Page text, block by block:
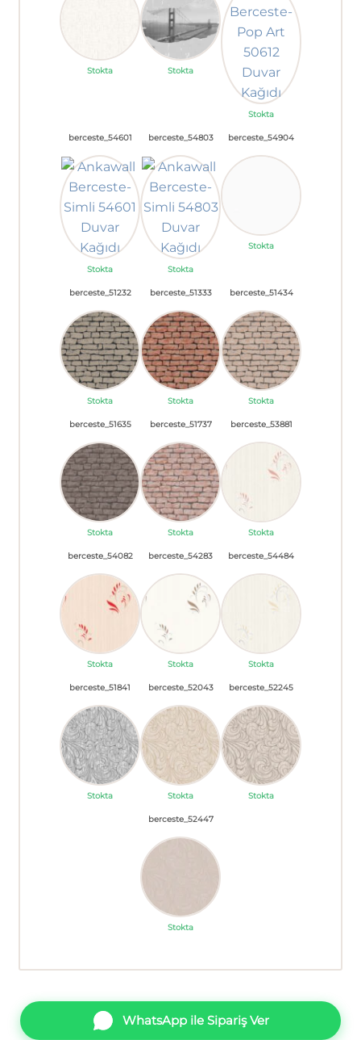
Stokta Stokta
Stokta
berceste_54601
Stokta
berceste_54803
Stokta
berceste_54904
Stokta
berceste_51232
Stokta
berceste_51333
Stokta
berceste_51434
Stokta
berceste_51635
Stokta
berceste_51737
Stokta
berceste_53881
Stokta
berceste_54082
Stokta
berceste_54283
Stokta
berceste_54484
Stokta
berceste_51841
Stokta
berceste_52043
Stokta
berceste_52245
Stokta
berceste_52447
Stokta
WhatsApp ile Sipariş Ver